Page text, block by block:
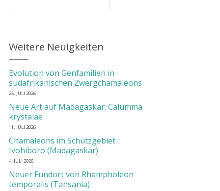
Weitere Neuigkeiten
Evolution von Genfamilien in
südafrikanischen Zwergchamäleons
25. JULI 2026
Neue Art auf Madagaskar: Calumma
krystalae
11. JULI 2026
Chamäleons im Schutzgebiet
Ivohiboro (Madagaskar)
4. JULI 2026
Neuer Fundort von Rhampholeon
temporalis (Tansania)